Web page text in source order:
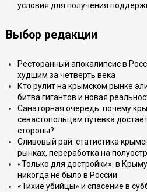
условия для получения
Выбор редакции
Ресторанный апокалипсис в
худшим за четверть века
Кто рулит на крымском рынке
битва гигантов и новая
Санаторная очередь: почему
севастопольцам путёвка
стороны?
Сливовый рай: статистика
рынках, переработка на
«Только для достройки»: в
никогда не было в России
«Тихие убийцы» и спасение в